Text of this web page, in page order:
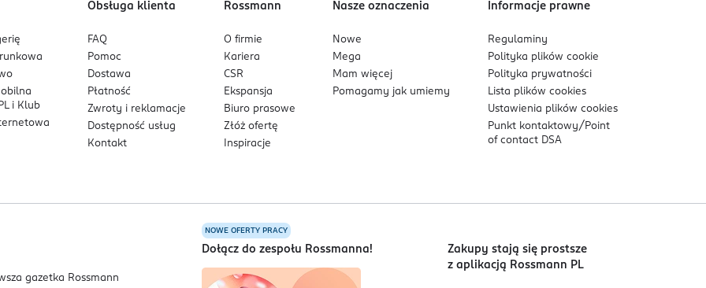
i Klub
Obsługa klienta
FAQ
Pomoc
Dostawa
Płatność
Zwroty i reklamacje
Dostępność usług
Kontakt
Rossmann
O firmie
Kariera
CSR
Ekspansja
Biuro prasowe
Złóż ofertę
Inspiracje
Nasze oznaczenia
Nowe
Mega
Mam więcej
Pomagamy jak umiemy
Informacje prawne
Regulaminy
Polityka plikówcookie
Polityka prywatności
Lista plikówcookies
Ustawienia plikówcookies
Punkt kontaktowy/ Point
of contact DSA
NOWE OFERTY PRACY
Dołącz do zespołu Rossmanna!
Zakupy stają się prostsze
z aplikacją Rossmann PL